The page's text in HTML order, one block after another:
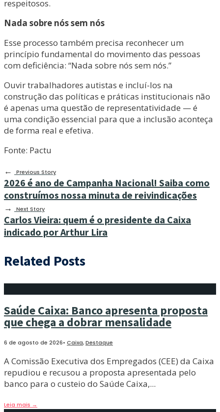
respeitosos.
Nada sobre nós sem nós
Esse processo também precisa reconhecer um
princípio fundamental do movimento das pessoas
com deficiência: “Nada sobre nós sem nós.”
Ouvir trabalhadores autistas e incluí-los na
construção das políticas e práticas institucionais não
é apenas uma questão de representatividade — é
uma condição essencial para que a inclusão aconteça
de forma real e efetiva.
Fonte: Pactu
←
Previous Story
2026 é ano de Campanha Nacional! Saiba como
construímos nossa minuta de reivindicações
→ Next Story
Carlos Vieira: quem é o presidente da Caixa
indicado por Arthur Lira
Related Posts
Saúde Caixa: Banco apresenta proposta
que chega a dobrar mensalidade
6 de agosto de 2026• Caixa,Destaque
A Comissão Executiva dos Empregados (CEE) da Caixa
repudiou e recusou a proposta apresentada pelo
banco para o custeio do Saúde Caixa,...
Leia mais →